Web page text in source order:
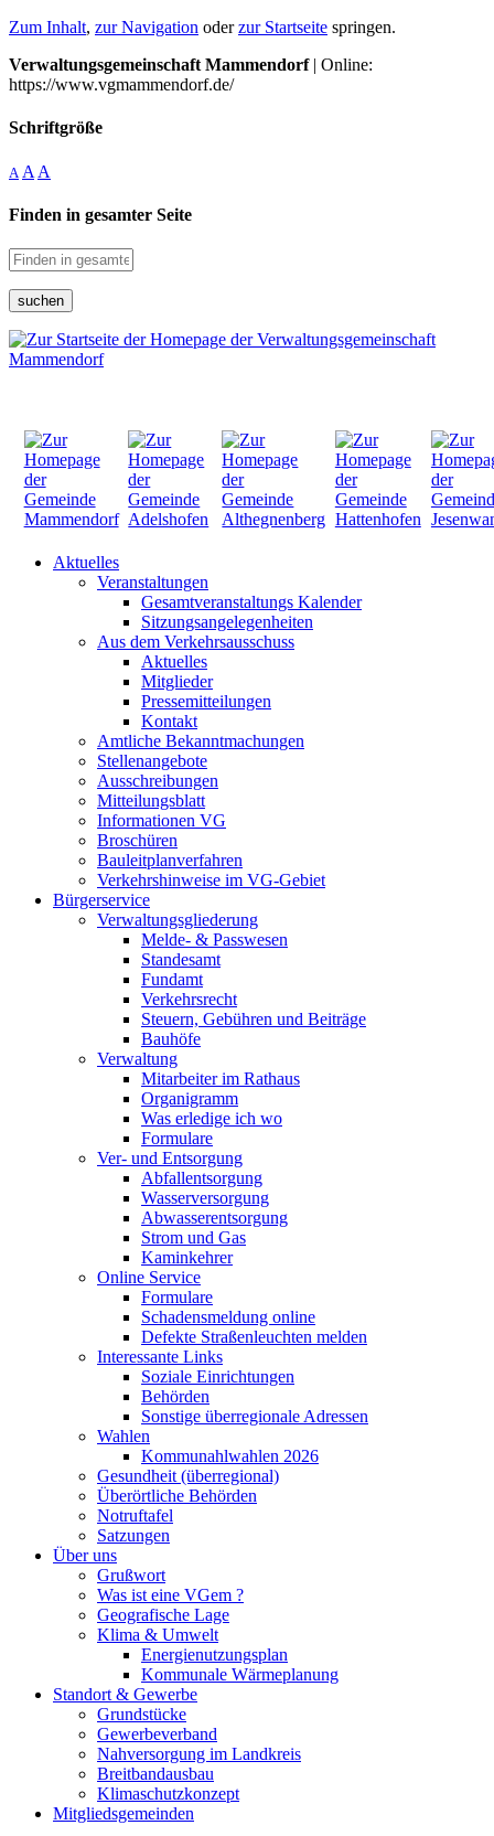
Zum Inhalt, zur Navigation oderzur Startseite springen.
Verwaltungsgemeinschaft Mammendorf| Online:
https://www.vgmammendorf.de/
Schriftgröße
A A A
Finden in gesamter Seite
suchen
Aktuelles
Veranstaltungen
Gesamtveranstaltungs Kalender
Sitzungsangelegenheiten
Aus dem Verkehrsausschuss
Aktuelles
Mitglieder
Pressemitteilungen
Kontakt
Amtliche Bekanntmachungen
Stellenangebote
Ausschreibungen
Mitteilungsblatt
Informationen VG
Broschüren
Bauleitplanverfahren
Verkehrshinweise im VG-Gebiet
Bürgerservice
Verwaltungsgliederung
Melde- & Passwesen
Standesamt
Fundamt
Verkehrsrecht
Steuern, Gebühren und Beiträge
Bauhöfe
Verwaltung
Mitarbeiter im Rathaus
Organigramm
Was erledige ich wo
Formulare
Ver- und Entsorgung
Abfallentsorgung
Wasserversorgung
Abwasserentsorgung
Strom und Gas
Kaminkehrer
Online Service
Formulare
Schadensmeldung online
Defekte Straßenleuchten melden
Interessante Links
Soziale Einrichtungen
Behörden
Sonstige überregionale Adressen
Wahlen
Kommunahlwahlen 2026
Gesundheit (überregional)
Überörtliche Behörden
Notruftafel
Satzungen
Über uns
Grußwort
Was ist eine VGem ?
Geografische Lage
Klima & Umwelt
Energienutzungsplan
Kommunale Wärmeplanung
Standort & Gewerbe
Grundstücke
Gewerbeverband
Nahversorgung im Landkreis
Breitbandausbau
Klimaschutzkonzept
Mitgliedsgemeinden